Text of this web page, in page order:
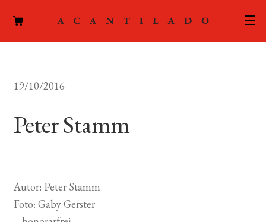
19/10/2016
Peter Stamm
Autor: Peter Stamm
Foto: Gaby Gerster